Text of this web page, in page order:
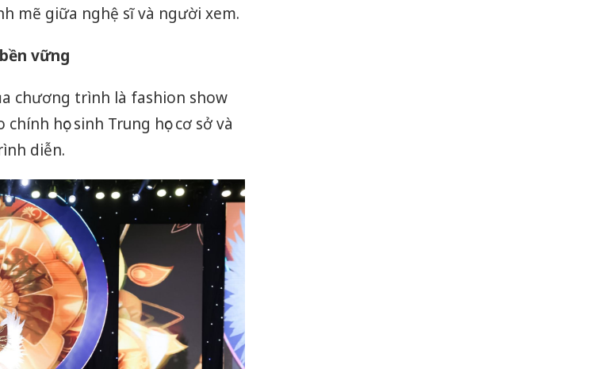
mẽ giữa nghệ sĩ và người xem.
vững
chương trình là fashion show
chính học sinh Trung học cơ sở và
diễn.